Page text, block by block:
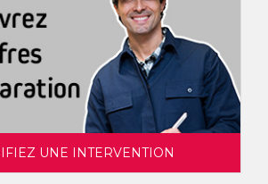
UNE INTERVENTION